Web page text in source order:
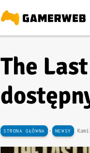
The
STRONA GŁÓWNA - NEWSY